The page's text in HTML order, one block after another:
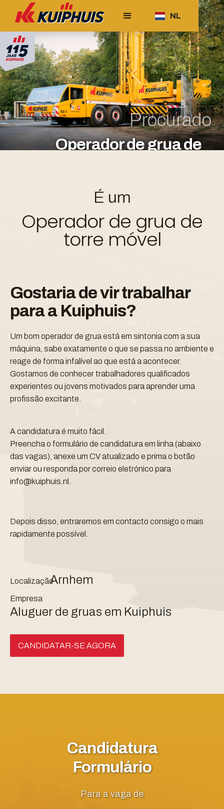
NL
Procurado
Operador de grua de
responder
É um
Operador de grua de
torre móvel
Gostaria de vir trabalhar
para a Kuiphuis?
Um bom operador de grua está em sintonia com a sua
máquina, sabe exatamente o que se passa no ambiente e
reage de forma infalível ao que está a acontecer.
Gostamos de conhecer trabalhadores qualificados
experientes ou jovens motivados para aprender uma
profissão excitante.
A candidatura é muito fácil.
Preencha o formulário de candidatura em linha (abaixo
das vagas), anexe um CV atualizado e prima o botão
enviar ou responda por correio eletrónico para
info@kuiphuis.nl.
Depois disso, entraremos em contacto consigo o mais
rapidamente possível.
LocalizaçãoArnhem
Empresa
Aluguer de gruas em Kuiphuis
CANDIDATAR-SE AGORA
Candidatura
Formulário
Para a vaga de